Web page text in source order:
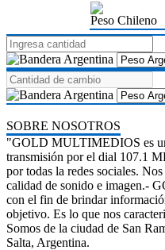
Peso Chileno
SOBRE NOSOTROS
"GOLD MULTIMEDIOS es
transmisión por el dial 107.1
por todas la redes sociales.
calidad de sonido e imagen.-
con el fin de brindar
objetivo. Es lo que nos
Somos de la ciudad de San
Salta, Argentina.